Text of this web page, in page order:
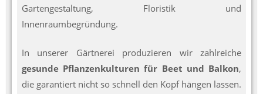
Gartengestaltung, Floristik und
Innenraumbegründung.
In unserer Gärtnerei produzieren wir zahlreiche
gesunde Pflanzenkulturen für Beet und Balkon,
die garantiert nicht so schnell den Kopf hängen lassen.